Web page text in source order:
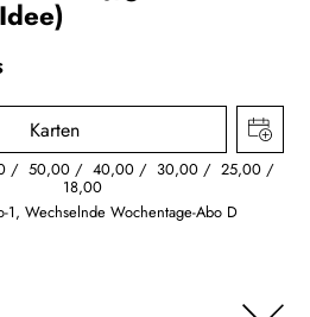
Karten
50,00 40,00 30,00 25,00
18,00
1, Wechselnde Wochentage-Abo D